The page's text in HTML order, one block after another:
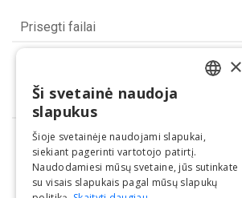
Prisegti failai
Dalintis
×
Ši svetainė naudoja
slapukus
Šioje svetainėje naudojami slapukai,
siekiant pagerinti vartotojo patirtį.
Naudodamiesi mūsų svetaine, jūs sutinkate
su visais slapukais pagal mūsų slapukų